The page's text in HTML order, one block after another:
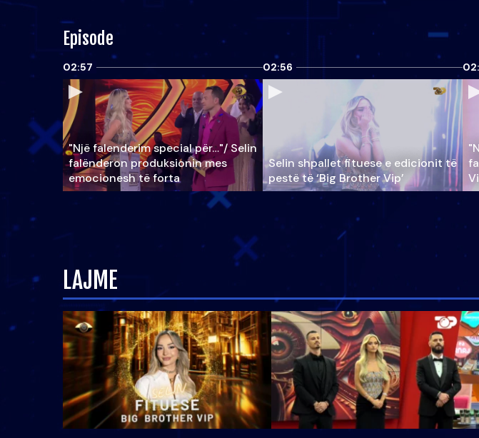
Episode
02:57
"Një falenderim special për…"/ Selin
falënderon produksionin mes
emocionesh të forta
02:56
Selin shpallet fituese e edicionit të
pestë të ‘Big Brother Vip’
LAJME